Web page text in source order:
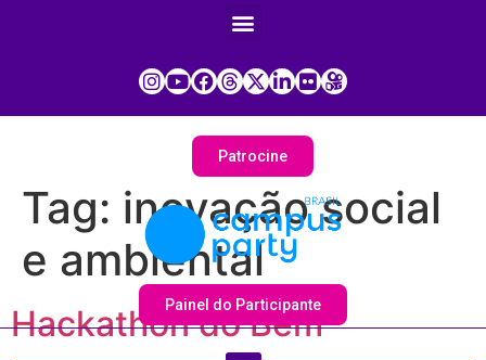
Patrocine
Painel do Participante
Tag: inovação social
e ambiental
Hackathon do Bem